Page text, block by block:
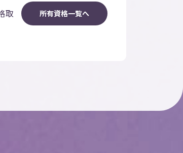
取
所有資格一覧へ